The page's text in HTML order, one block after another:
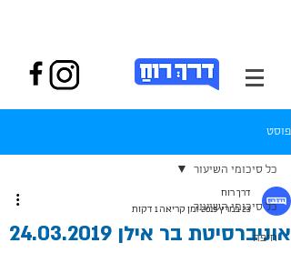
פוסט
כל סיכומי השיעור
חיפה
כל סיכומי השיעור
אוניברסיטת בר אילן 24.03.2019
דרך רוח
23 במרץ 2019
זמן קריאה 1 דקות